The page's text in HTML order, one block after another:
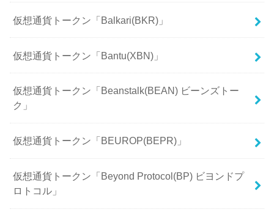
仮想通貨トークン「Balkari(BKR)」
仮想通貨トークン「Bantu(XBN)」
仮想通貨トークン「Beanstalk(BEAN) ビーンズトー
ク」
仮想通貨トークン「BEUROP(BEPR)」
仮想通貨トークン「Beyond Protocol(BP) ビヨンドプ
ロトコル」